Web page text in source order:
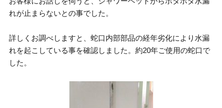
れが止まらないとの事でした。
詳しくお調べしますと、蛇口内部部品の経年劣化により水漏
れを起こしている事を確認しました。約20年ご使用の蛇口で
した。